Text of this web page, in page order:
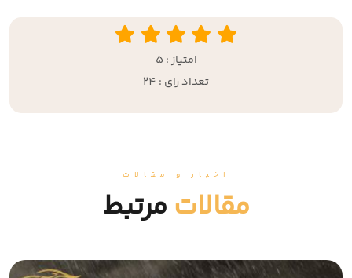
امتیاز : 5
تعداد رای : 24
اخبار و مقالات
مقالات مرتبط